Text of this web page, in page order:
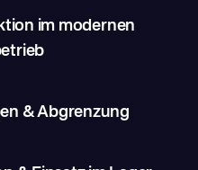
im modernen
& Abgrenzung